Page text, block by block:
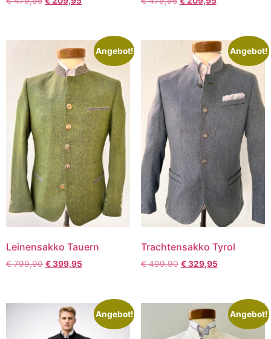
Angebot!
Leinensakko Tauern
€799,90 €399,95
Angebot!
Trachtensakko Tyrol
€499,90 €329,95
Angebot! Angebot!